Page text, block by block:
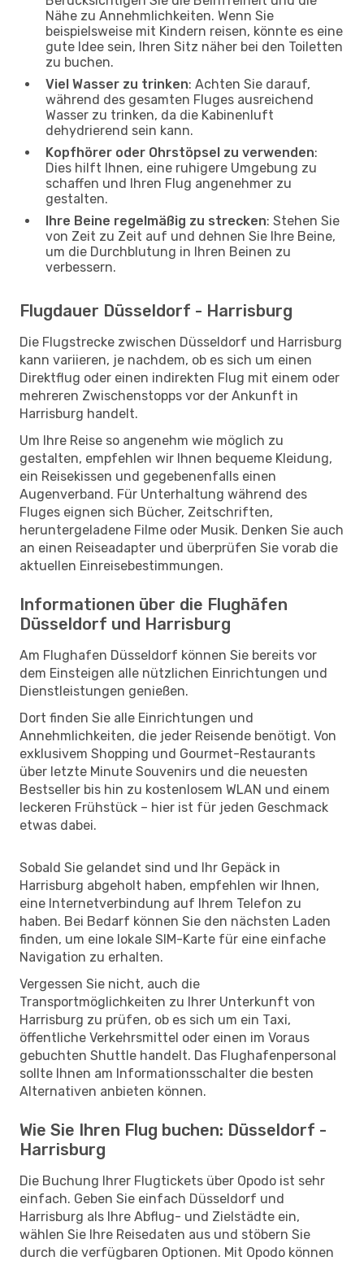
Nähe zu Annehmlichkeiten. Wenn Sie
beispielsweise mit Kindern reisen, könnte es eine
gute Idee sein, Ihren Sitz näher bei den Toiletten
zu buchen.
Viel Wasser zu trinken: Achten Sie darauf,
während des gesamten Fluges ausreichend
Wasser zu trinken, da die Kabinenluft
dehydrierend sein kann.
Kopfhörer oder Ohrstöpsel zu verwenden:
Dies hilft Ihnen, eine ruhigere Umgebung zu
schaffen und Ihren Flug angenehmer zu
gestalten.
Ihre Beine regelmäßig zu strecken: Stehen Sie
von Zeit zu Zeit auf und dehnen Sie Ihre Beine,
um die Durchblutung in Ihren Beinen zu
verbessern.
Flugdauer Düsseldorf - Harrisburg
Die Flugstrecke zwischen Düsseldorf und Harrisburg
kann variieren, je nachdem, ob es sich um einen
Direktflug oder einen indirekten Flug mit einem oder
mehreren Zwischenstopps vor der Ankunft in
Harrisburg handelt.
Um Ihre Reise so angenehm wie möglich zu
gestalten, empfehlen wir Ihnen bequeme Kleidung,
ein Reisekissen und gegebenenfalls einen
Augenverband. Für Unterhaltung während des
Fluges eignen sich Bücher, Zeitschriften,
heruntergeladene Filme oder Musik. Denken Sie auch
an einen Reiseadapter und überprüfen Sie vorab die
aktuellen Einreisebestimmungen.
Informationen über die Flughäfen
Düsseldorf und Harrisburg
Am Flughafen Düsseldorf können Sie bereits vor
dem Einsteigen alle nützlichen Einrichtungen und
Dienstleistungen genießen.
Dort finden Sie alle Einrichtungen und
Annehmlichkeiten, die jeder Reisende benötigt. Von
exklusivem Shopping und Gourmet-Restaurants
über letzte Minute Souvenirs und die neuesten
Bestseller bis hin zu kostenlosem WLAN und einem
leckeren Frühstück – hier ist für jeden Geschmack
etwas dabei.
Sobald Sie gelandet sind und Ihr Gepäck in
Harrisburg abgeholt haben, empfehlen wir Ihnen,
eine Internetverbindung auf Ihrem Telefon zu
haben. Bei Bedarf können Sie den nächsten Laden
finden, um eine lokale SIM-Karte für eine einfache
Navigation zu erhalten.
Vergessen Sie nicht, auch die
Transportmöglichkeiten zu Ihrer Unterkunft von
Harrisburg zu prüfen, ob es sich um ein Taxi,
öffentliche Verkehrsmittel oder einen im Voraus
gebuchten Shuttle handelt. Das Flughafenpersonal
sollte Ihnen am Informationsschalter die besten
Alternativen anbieten können.
Wie Sie Ihren Flug buchen: Düsseldorf -
Harrisburg
Die Buchung Ihrer Flugtickets über Opodo ist sehr
einfach. Geben Sie einfach Düsseldorf und
Harrisburg als Ihre Abflug- und Zielstädte ein,
wählen Sie Ihre Reisedaten aus und stöbern Sie
durch die verfügbaren Optionen. Mit Opodo können